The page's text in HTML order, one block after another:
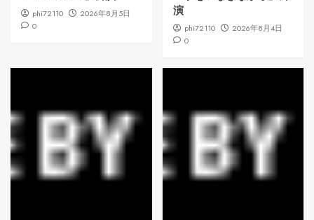
phi72110
2026年8月5日
0
演
phi72110
2026年8月4日
0